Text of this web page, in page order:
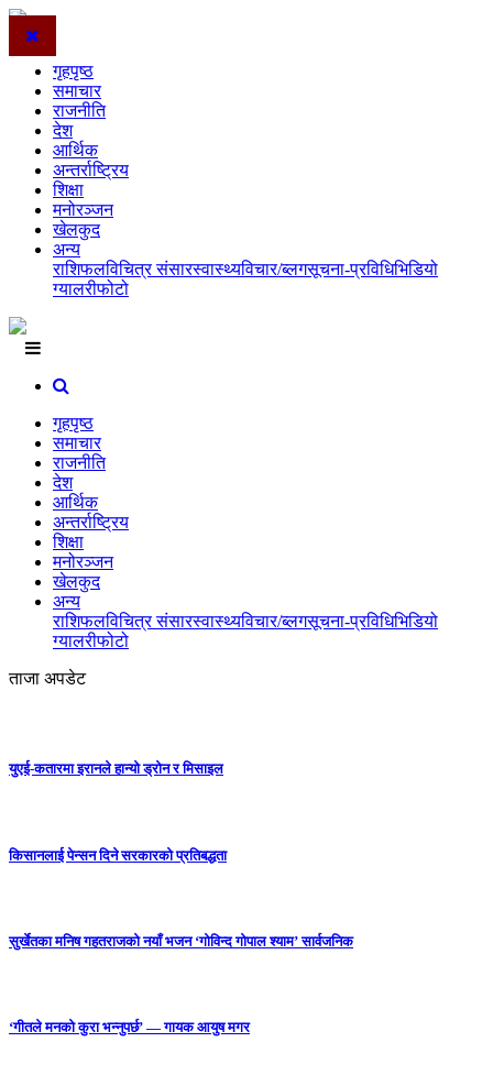
गृहपृष्ठ
समाचार
राजनीति
देश
आर्थिक
अन्तर्राष्ट्रिय
शिक्षा
मनोरञ्जन
खेलकुद
अन्य
राशिफलविचित्र संसारस्वास्थ्यविचार/ब्लगसूचना-प्रविधिभिडियो
ग्यालरीफोटो
गृहपृष्ठ
समाचार
राजनीति
देश
आर्थिक
अन्तर्राष्ट्रिय
शिक्षा
मनोरञ्जन
खेलकुद
अन्य
राशिफलविचित्र संसारस्वास्थ्यविचार/ब्लगसूचना-प्रविधिभिडियो
ग्यालरीफोटो
ताजा अपडेट
युएई-कतारमा इरानले हान्यो ड्रोन र मिसाइल
किसानलाई पेन्सन दिने सरकारको प्रतिबद्धता
सुर्खेतका मनिष गहतराजको नयाँ भजन ‘गोविन्द गोपाल श्याम’ सार्वजनिक
‘गीतले मनको कुरा भन्नुपर्छ’ — गायक आयुष मगर